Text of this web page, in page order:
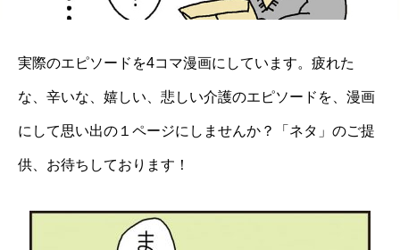
実際のエピソードを4コマ漫画にしています。疲れた
な、辛いな、嬉しい、悲しい介護のエピソードを、漫画
にして思い出の１ページにしませんか？「ネタ」のご提
供、お待ちしております！